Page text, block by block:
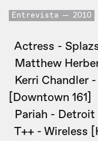
Entrevista 2010
Actress -
Matthew
Kerri Chandler
[Downtown 161]
Pariah - Detroit
T++ - Wireless